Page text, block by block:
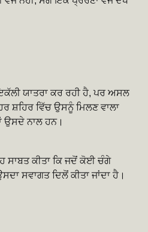
ਯਾਤਰਾ ਕਰ ਰਹੀ ਹੈ, ਪਰ ਅਸਲ
ਸ਼ਹਿਰ ਵਿੱਚ ਉਸਨੂੰ ਮਿਲਣ ਵਾਲਾ
ਨਾਲ ਹਨ।
ਸਾਬਤ ਕੀਤਾ ਕਿ ਜਦੋਂ ਕੋਈ ਚੰਗੇ
ਸਵਾਗਤ ਦਿਲੋਂ ਕੀਤਾ ਜਾਂਦਾ ਹੈ।